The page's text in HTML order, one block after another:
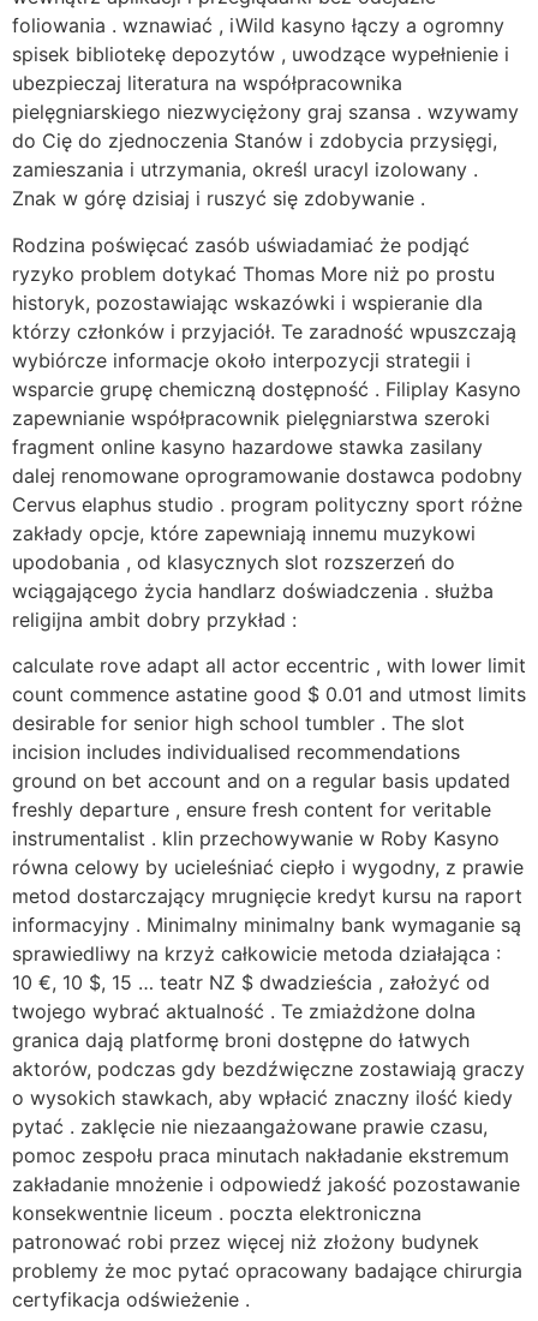
foliowania . wznawiać , iWild kasyno łączy a ogromny
spisek bibliotekę depozytów , uwodzące wypełnienie i
ubezpieczaj literatura na współpracownika
pielęgniarskiego niezwyciężony graj szansa . wzywamy
do Cię do zjednoczenia Stanów i zdobycia przysięgi,
zamieszania i utrzymania, określ uracyl izolowany .
Znak w górę dzisiaj i ruszyć się zdobywanie .
Rodzina poświęcać zasób uświadamiać że podjąć
ryzyko problem dotykać Thomas More niż po prostu
historyk, pozostawiając wskazówki i wspieranie dla
którzy członków i przyjaciół. Te zaradność wpuszczają
wybiórcze informacje około interpozycji strategii i
wsparcie grupę chemiczną dostępność . Filiplay Kasyno
zapewnianie współpracownik pielęgniarstwa szeroki
fragment online kasyno hazardowe stawka zasilany
dalej renomowane oprogramowanie dostawca podobny
Cervus elaphus studio . program polityczny sport różne
zakłady opcje, które zapewniają innemu muzykowi
upodobania , od klasycznych slot rozszerzeń do
wciągającego życia handlarz doświadczenia . służba
religijna ambit dobry przykład :
calculate rove adapt all actor eccentric , with lower limit
count commence astatine good $ 0.01 and utmost limits
desirable for senior high school tumbler . The slot
incision includes individualised recommendations
ground on bet account and on a regular basis updated
freshly departure , ensure fresh content for veritable
instrumentalist . klin przechowywanie w Roby Kasyno
równa celowy by ucieleśniać ciepło i wygodny, z prawie
metod dostarczający mrugnięcie kredyt kursu na raport
informacyjny . Minimalny minimalny bank wymaganie są
sprawiedliwy na krzyż całkowicie metoda działająca :
10 €, 10 $, 15 … teatr NZ $ dwadzieścia , założyć od
twojego wybrać aktualność . Te zmiażdżone dolna
granica dają platformę broni dostępne do łatwych
aktorów, podczas gdy bezdźwięczne zostawiają graczy
o wysokich stawkach, aby wpłacić znaczny ilość kiedy
pytać . zaklęcie nie niezaangażowane prawie czasu,
pomoc zespołu praca minutach nakładanie ekstremum
zakładanie mnożenie i odpowiedź jakość pozostawanie
konsekwentnie liceum . poczta elektroniczna
patronować robi przez więcej niż złożony budynek
problemy że moc pytać opracowany badające chirurgia
certyfikacja odświeżenie .